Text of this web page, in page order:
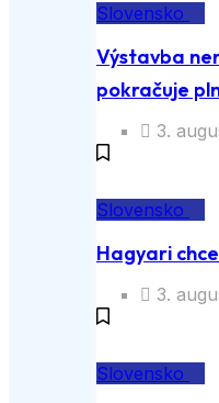
Slovensko
Výstavba
pokračuje
3.
Slovensko
Hagyari
3.
Slovensko